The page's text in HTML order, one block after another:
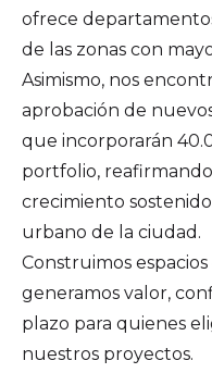
ofrece
de las zonas con
Asimismo, nos
aprobación de
que incorporarán
portfolio,
crecimiento
urbano de la ciudad.
Construimos
generamos valor,
plazo para quienes
nuestros proyectos.